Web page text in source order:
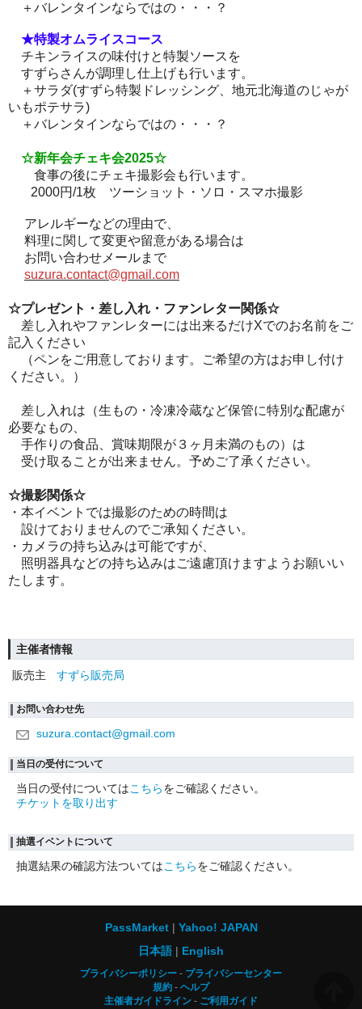
＋バレンタインならではの・・・？
★特製オムライスコース
チキンライスの味付けと特製ソースを
すずらさんが調理し仕上げも行います。
＋サラダ(すずら特製ドレッシング、地元北海道のじゃが
いもポテサラ)
＋バレンタインならではの・・・？
☆新年会チェキ会2025☆
食事の後にチェキ撮影会も行います。
2000円/1枚 ツーショット・ソロ・スマホ撮影
アレルギーなどの理由で、
料理に関して変更や留意がある場合は
お問い合わせメールまで
suzura.contact@gmail.com
☆プレゼント・差し入れ・ファンレター関係☆
差し入れやファンレターには出来るだけXでのお名前をご
記入ください
（ペンをご用意しております。ご希望の方はお申し付け
ください。）
差し入れは（生もの・冷凍冷蔵など保管に特別な配慮が
必要なもの、
手作りの食品、賞味期限が３ヶ月未満のもの）は
受け取ることが出来ません。予めご了承ください。
☆撮影関係☆
・本イベントでは撮影のための時間は
設けておりませんのでご承知ください。
・カメラの持ち込みは可能ですが、
照明器具などの持ち込みはご遠慮頂けますようお願いい
たします。
主催者情報
販売主
すずら販売局
お問い合わせ先
suzura.contact@gmail.com
当日の受付について
当日の受付についてはこちらをご確認ください。
チケットを取り出す
抽選イベントについて
抽選結果の確認方法ついてはこちらをご確認ください。
PassMarket
Yahoo! JAPAN
日本語
English
プライバシーポリシー
プライバシーセンター
規約
ヘルプ
主催者ガイドライン
ご利用ガイド